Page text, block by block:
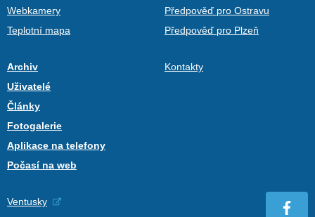
Webkamery
Teplotní mapa
Předpověď pro Ostravu
Předpověď pro Plzeň
Archiv
Uživatelé
Články
Fotogalerie
Aplikace na telefony
Počasí na web
Kontakty
Ventusky